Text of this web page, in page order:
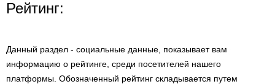
Рейтинг:
Данный раздел - социальные данные, показывает вам
информацию о рейтинге, среди посетителей нашего
платформы. Обозначенный рейтинг складывается путем